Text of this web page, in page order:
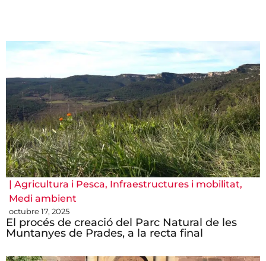
| Agricultura i Pesca, Infraestructures i mobilitat,
Medi ambient
octubre 17, 2025
El procés de creació del Parc Natural de les
Muntanyes de Prades, a la recta final